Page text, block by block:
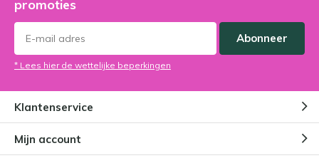
promoties
Abonneer
* Lees hier de wettelijke beperkingen
Klantenservice
Mijn account